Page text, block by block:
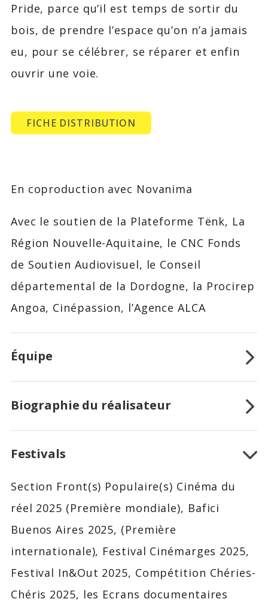
Pride, parce qu’il est temps de sortir du
bois, de prendre l’espace qu’on n’a jamais
eu, pour se célébrer, se réparer et enfin
ouvrir une voie.
FICHE DISTRIBUTION
En coproduction avec Novanima
Avec le soutien de la Plateforme Tënk, La
Région Nouvelle-Aquitaine, le CNC Fonds
de Soutien Audiovisuel, le Conseil
départemental de la Dordogne, la Procirep
Angoa, Cinépassion, l’Agence ALCA
Équipe
Biographie du réalisateur
Festivals
Section Front(s) Populaire(s) Cinéma du
réel 2025 (Première mondiale), Bafici
Buenos Aires 2025, (Première
internationale), Festival Cinémarges 2025,
Festival In&Out 2025, Compétition Chéries-
Chéris 2025, les Ecrans documentaires